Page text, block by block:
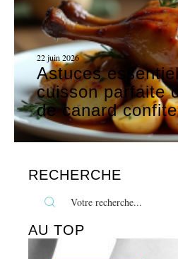
22 juin 2026
Astuces
cuisson parfaite
de canard
RECHERCHE
AU TOP